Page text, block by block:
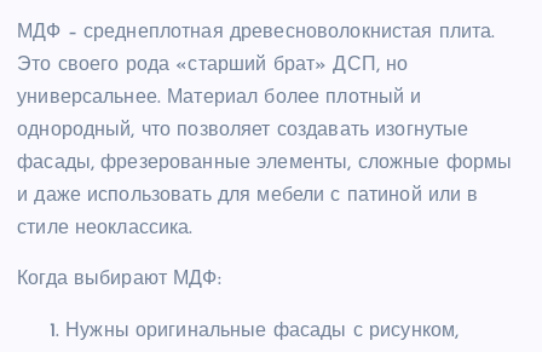
МДФ – среднеплотная древесноволокнистая плита.
Это своего рода «старший брат» ДСП, но
универсальнее. Материал более плотный и
однородный, что позволяет создавать изогнутые
фасады, фрезерованные элементы, сложные формы
и даже использовать для мебели с патиной или в
стиле неоклассика.
Когда выбирают МДФ:
Нужны оригинальные фасады с рисунком,